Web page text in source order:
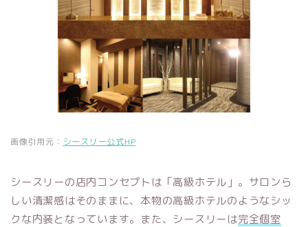
画像引用元： シースリー公式HP
シースリーの店内コンセプトは「高級ホテル」。サロンら
しい清潔感はそのままに、本物の高級ホテルのようなシッ
クな内装となっています。また、シースリーは完全個室